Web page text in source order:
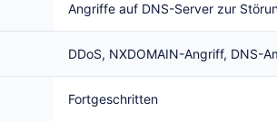
Angriffe auf DNS-Server zur
DDoS, NXDOMAIN-Angriff, DNS-
Fortgeschritten